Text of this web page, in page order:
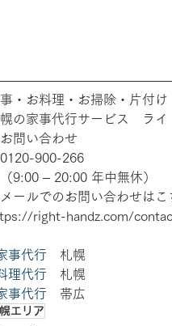
・お料理・お掃除・片付け
の家事代行サービス　ライ
問い合わせ
900-266
9:00 – 20:00 年中無休）
ールでのお問い合わせは
right-handz.com/
事代行 札幌
理代行 札幌
事代行 帯広
エリア